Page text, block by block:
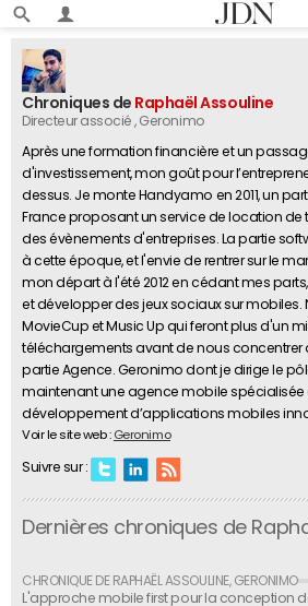
Chroniques de Raphaël Assouline
Directeur associé , Geronimo
Après une formation financière et un
d'investissement, mon goût pour
dessus. Je monte Handyamo en 2011, un
France proposant un service de location de
des évènements d'entreprises. La partie
à cette époque, et l'envie de rentrer sur le
mon départ à l'été 2012 en cédant mes
et développer des jeux sociaux sur mobiles.
MovieCup et Music Up qui feront plus d'un
téléchargements avant de nous concentrer
partie Agence. Geronimo dont je dirige le
maintenant une agence mobile spécialisée
développement d’applications mobiles
Voir le site web : Geronimo
Suivre sur :
Dernières chroniques de
L'approche mobile first pour la conception